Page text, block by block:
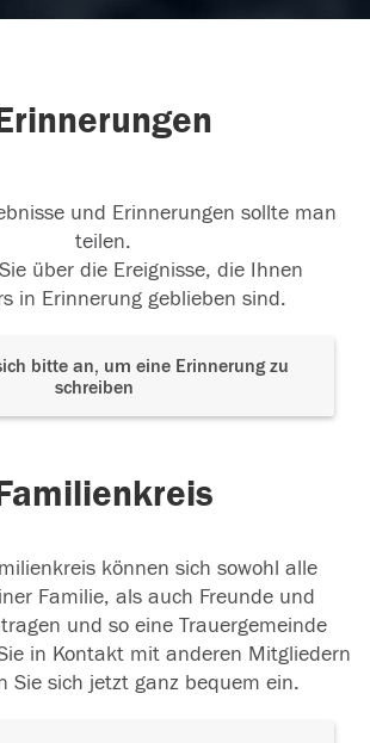
und Erinnerungen sollte man
teilen.
über die Ereignisse, die Ihnen
in Erinnerung geblieben sind.
bitte an, um eine Erinnerung zu
schreiben
können sich sowohl alle
Familie, als auch Freunde und
und so eine Trauergemeinde
in Kontakt mit anderen Mitgliedern
Sie sich jetzt ganz bequem ein.